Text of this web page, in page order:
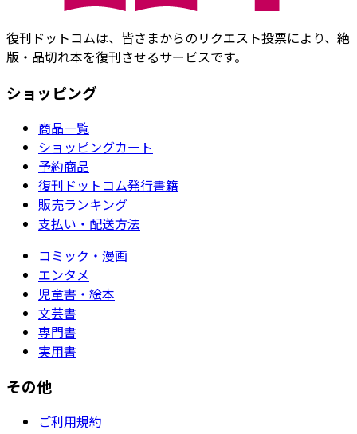
復刊ドットコムは、皆さまからのリクエスト投票により、絶
版・品切れ本を復刊させるサービスです。
ショッピング
商品一覧
ショッピングカート
予約商品
復刊ドットコム発行書籍
販売ランキング
支払い・配送方法
コミック・漫画
エンタメ
児童書・絵本
文芸書
専門書
実用書
その他
ご利用規約